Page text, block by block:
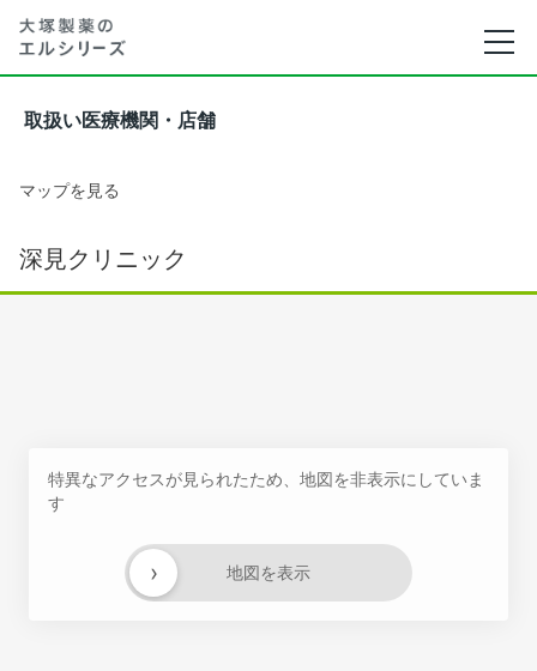
取扱い医療機関・店舗
マップを見る
深見クリニック
特異なアクセスが見られたため、地図を非表示にしていま
す
地図を表示
›